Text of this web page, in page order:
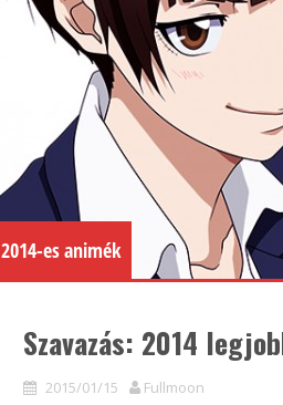
2014-es animék
Szavazás: 2014
2015/01/15 Fullmoon